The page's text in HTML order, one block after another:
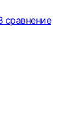
сравнение